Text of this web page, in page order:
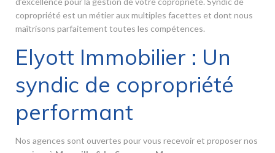
copropriété est un métier aux multiples facettes et dont nous
maîtrisons parfaitement toutes les compétences.
Elyott Immobilier : Un
syndic de copropriété
performant
Nos agences sont ouvertes pour vous recevoir et proposer nos